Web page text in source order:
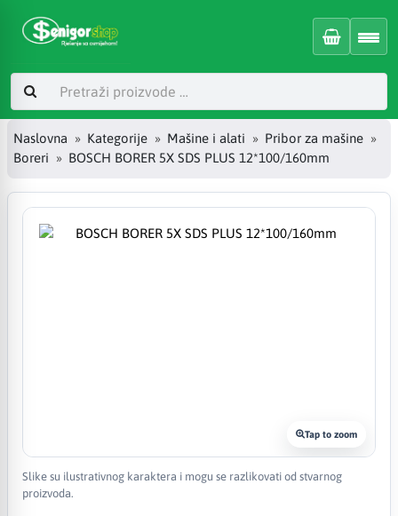
Naslovna Kategorije Mašine i alati
Pribor za mašine
Boreri
BOSCH BORER 5X SDS PLUS 12*100/160mm
Tap to zoom
Slike su ilustrativnog karaktera i mogu se razlikovati od stvarnog
proizvoda.